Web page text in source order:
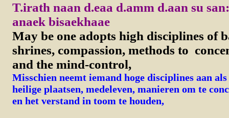
T.irath naan d.eaa d.amm d.aan su
anaek bisaekhaae
May be one adopts high disciplines of
shrines, compassion, methods to
and the mind-control,
Misschien neemt iemand hoge disciplines aan
heilige plaatsen, medeleven, manieren om te
en het verstand in toom te houden,